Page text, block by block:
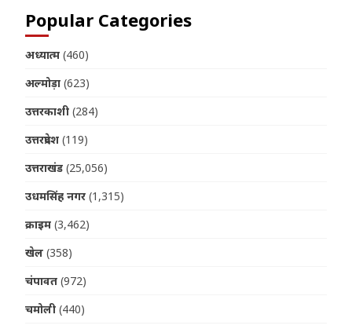
Popular Categories
अध्यात्म (460)
अल्मोड़ा (623)
उत्तरकाशी (284)
उत्तरप्रदेश (119)
उत्तराखंड (25,056)
उधमसिंह नगर (1,315)
क्राइम (3,462)
खेल (358)
चंपावत (972)
चमोली (440)